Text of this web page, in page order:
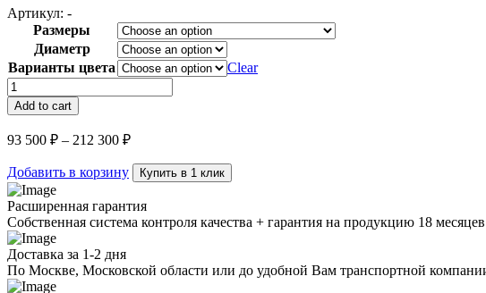
Артикул: -
Размеры
Диаметр
Варианты цвета
Clear
Подвесной
светильник
Mira
Gold
Asfour
quantity
Add to cart
93 500 ₽ – 212 300 ₽
Добавить в корзину Купить в 1 клик
Расширенная гарантия
Собственная система контроля качества + гарантия на продукцию 18 месяцев
Доставка за 1-2 дня
По Москве, Московской области или до удобной Вам транспортной